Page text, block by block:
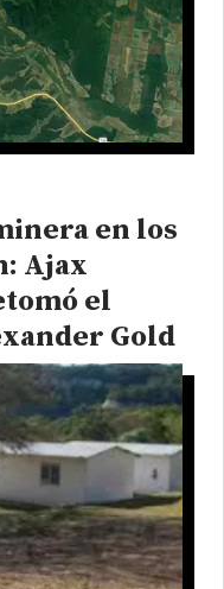
en los
Ajax
el
Gold